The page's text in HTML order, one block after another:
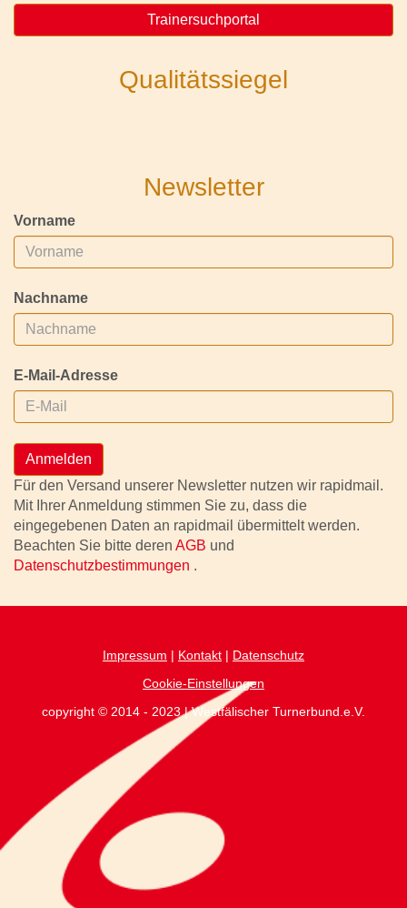
Trainersuchportal
Qualitätssiegel
Newsletter
Vorname
Nachname
E-Mail-Adresse
Anmelden
Für den Versand unserer Newsletter nutzen wir rapidmail.
Mit Ihrer Anmeldung stimmen Sie zu, dass die
eingegebenen Daten an rapidmail übermittelt werden.
Beachten Sie bitte deren AGB und
Datenschutzbestimmungen .
Impressum | Kontakt | Datenschutz
Cookie-Einstellungen
copyright © 2014 - 2023 | Westfälischer Turnerbund.e.V.